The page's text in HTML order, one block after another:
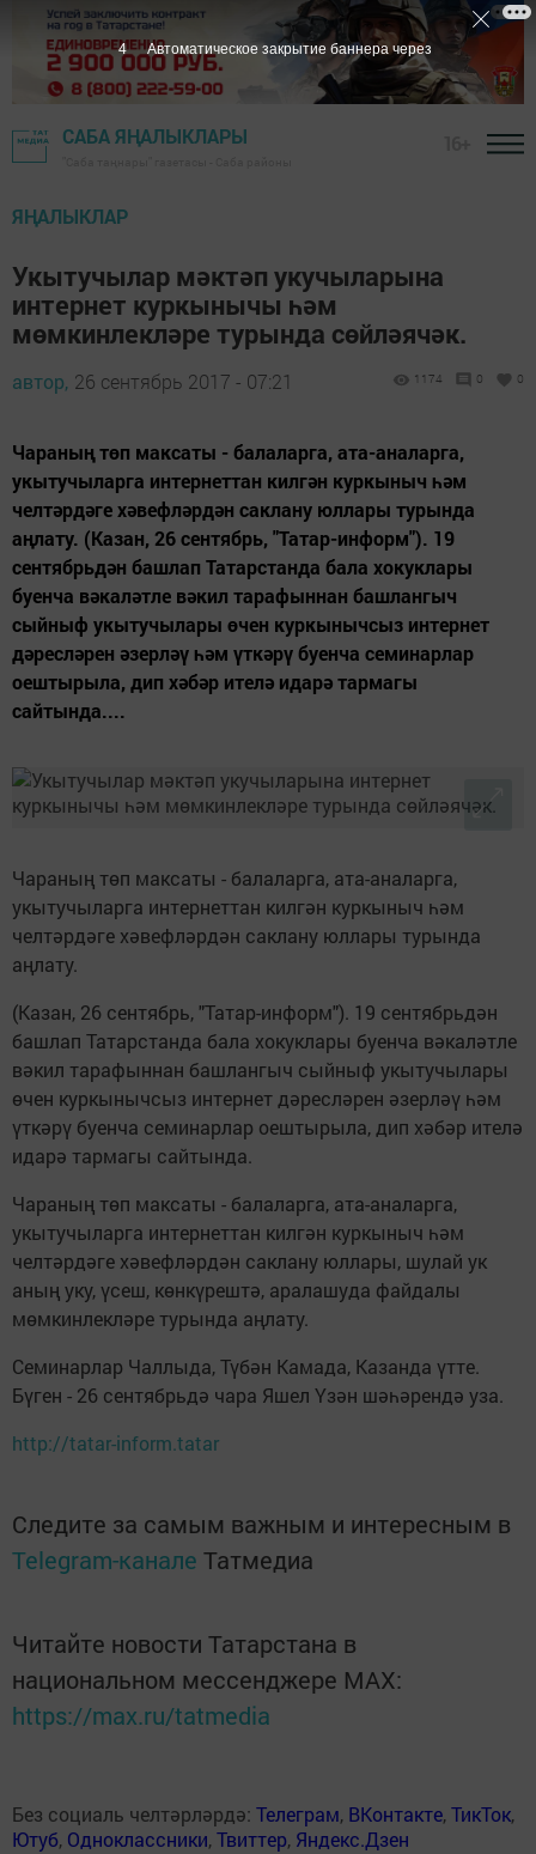
САБА ЯҢАЛЫКЛАРЫ
ЯҢАЛЫКЛАР
Укытучылар мәктәп укучыларына
интернет куркынычы һәм
мөмкинлекләре турында сөйләячәк.
автор, 26 сентябрь 2017 - 07:21 1174 0 0
Чараның төп максаты - балаларга, ата-аналарга,
укытучыларга интернеттан килгән куркыныч һәм
челтәрдәге хәвефләрдән саклану юллары турында
аңлату. (Казан, 26 сентябрь, "Татар-информ"). 19
сентябрьдән башлап Татарстанда бала хокуклары
буенча вәкаләтле вәкил тарафыннан башлангыч
сыйныф укытучылары өчен куркынычсыз интернет
дәресләрен әзерләү һәм үткәрү буенча семинарлар
оештырыла, дип хәбәр ителә идарә тармагы
сайтында....
Чараның төп максаты - балаларга, ата-аналарга,
укытучыларга интернеттан килгән куркыныч һәм
челтәрдәге хәвефләрдән саклану юллары турында
аңлату.
(Казан, 26 сентябрь, "Татар-информ"). 19 сентябрьдән
башлап Татарстанда бала хокуклары буенча вәкаләтле
вәкил тарафыннан башлангыч сыйныф укытучылары
өчен куркынычсыз интернет дәресләрен әзерләү һәм
үткәрү буенча семинарлар оештырыла, дип хәбәр ителә
идарә тармагы сайтында.
Чараның төп максаты - балаларга, ата-аналарга,
укытучыларга интернеттан килгән куркыныч һәм
челтәрдәге хәвефләрдән саклану юллары, шулай ук
аның уку, үсеш, көнкүрештә, аралашуда файдалы
мөмкинлекләре турында аңлату.
Семинарлар Чаллыда, Түбән Камада, Казанда үтте.
Бүген - 26 сентябрьдә чара Яшел Үзән шәһәрендә уза.
http://tatar-inform.tatar
Следите за самым важным и интересным в
Telegram-канале Татмедиа
Читайте новости Татарстана в
национальном мессенджере MАХ:
https://max.ru/tatmedia
Без социаль челтәрләрдә: Телеграм, ВКонтакте,ТикТок,
Ютуб, Одноклассники,Твиттер, Яндекс.Дзен
3 Автоматическое закрытие баннера через